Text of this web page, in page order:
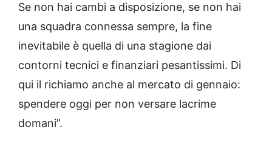
Se non hai cambi a disposizione, se non hai
una squadra connessa sempre, la fine
inevitabile è quella di una stagione dai
contorni tecnici e finanziari pesantissimi. Di
qui il richiamo anche al mercato di gennaio:
spendere oggi per non versare lacrime
domani”.